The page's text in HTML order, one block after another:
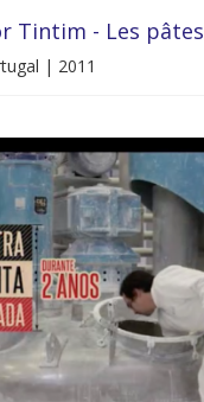
Tintim - Les pâtes
| 2011